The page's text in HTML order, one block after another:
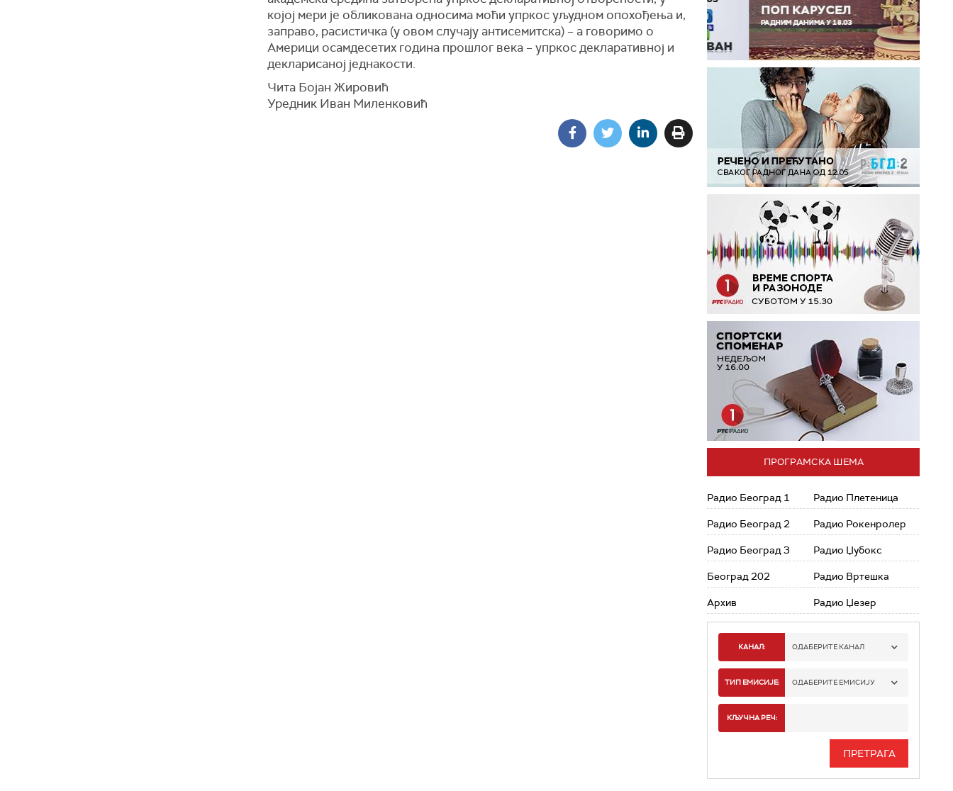
којој мери је обликована односима моћи упркос уљудном опохођења и,
заправо, расистичка (у овом случају антисемитска) – а говоримо о
Америци осамдесетих година прошлог века – упркос декларативној и
декларисаној једнакости.
Чита Бојан Жировић
Уредник Иван Миленковић
ПРОГРАМСКА ШЕМА
Радио Београд 1
Радио Београд 2
Радио Београд 3
Београд 202
Архив
Радио Плетеница
Радио Рокенролер
Радио Џубокс
Радио Вртешка
Радио Џезер
КАНАЛ: ОДАБЕРИТЕ КАНАЛ
РАДИО БЕОГРАД 1
РАДИО БЕОГРАД 3
ТИП ЕМИСИЈЕ: ОДАБЕРИТЕ ЕМИСИЈУ
ИНФО
КЉУЧНА РЕЧ: